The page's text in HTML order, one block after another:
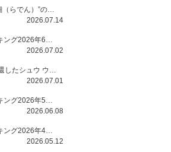
神秘的な輝きを秘めた技法“螺鈿（らでん）”の多彩で多様な煌めきに着想を得たSUQQUの2026 秋 カラーコレクションから登場するのは、艶然と輝くアイシャドウや偏光パールを配したフェイスカラー、繊細なパールの煌めくネイル、そしてそれらを際立てる“朧げな艶”を秘めた新リクイドリップ「ブラー リクイド リップ」。強さを秘めたまろやかな洗練の表情に。
2026.07.14
COSME at MAG トータルランキング2026年6月号
2026.07.02
ブランド発祥の地“表参道”に帰還したシュウ ウエムラから、“骨格美“を叶えるクレヨンタイプのフェイスカラー「スカルプト クレヨン」と、ブランド初のリノベーションで進化した名品アイブロウ「ハード フォーミュラ ハード 10」が登場！
2026.07.01
COSME at MAG トータルランキング2026年5月号
2026.06.08
COSME at MAG トータルランキング2026年4月号
2026.05.12